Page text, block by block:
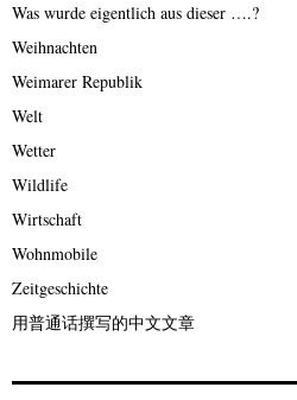
Was wurde eigentlich aus dieser ….?
Weihnachten
Weimarer Republik
Welt
Wetter
Wildlife
Wirtschaft
Wohnmobile
Zeitgeschichte
用普通话撰写的中文文章